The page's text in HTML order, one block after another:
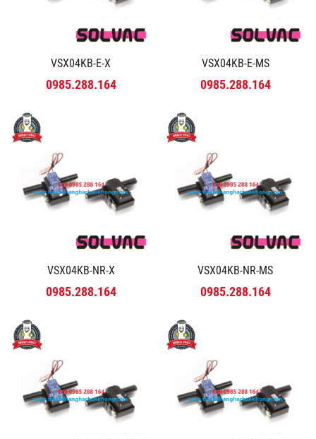
VSX04KB-E-X
0985.288.164
VSX04KB-E-MS
0985.288.164
VSX04KB-NR-X
0985.288.164
VSX04KB-NR-MS
0985.288.164